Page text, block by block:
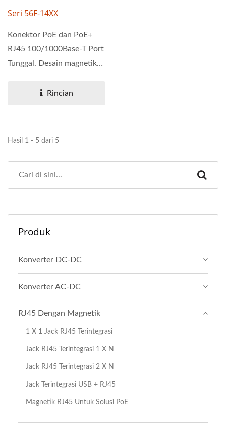
Seri 56F-14XX
Konektor PoE dan PoE+
RJ45 100/1000Base-T Port
Tunggal. Desain magnetik
Rincian
Hasil 1 - 5 dari 5
Produk
Konverter DC-DC
Konverter AC-DC
RJ45 Dengan Magnetik
1 X 1 Jack RJ45 Terintegrasi
Jack RJ45 Terintegrasi 1 X N
Jack RJ45 Terintegrasi 2 X N
Jack Terintegrasi USB + RJ45
Magnetik RJ45 Untuk Solusi PoE